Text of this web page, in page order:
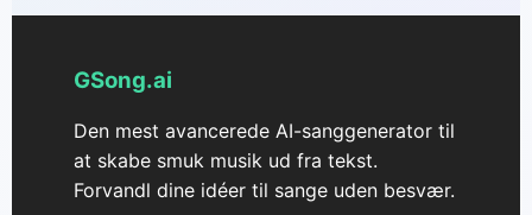
GSong.ai
Den mest avancerede AI-sanggenerator til
at skabe smuk musik ud fra tekst.
Forvandl dine idéer til sange uden besvær.